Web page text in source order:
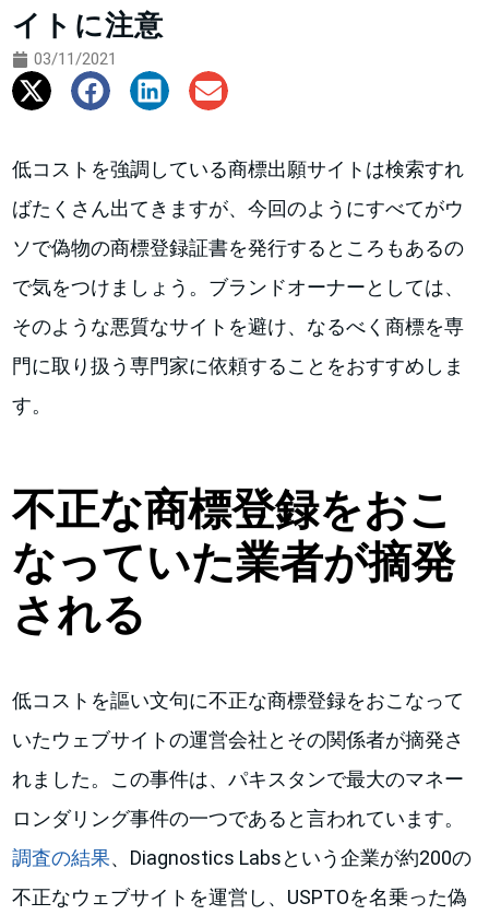
イトに注意
03/11/2021
低コストを強調している商標出願サイトは検索すれ
ばたくさん出てきますが、今回のようにすべてがウ
ソで偽物の商標登録証書を発行するところもあるの
で気をつけましょう。ブランドオーナーとしては、
そのような悪質なサイトを避け、なるべく商標を専
門に取り扱う専門家に依頼することをおすすめしま
す。
不正な商標登録をおこ
なっていた業者が摘発
される
低コストを謳い文句に不正な商標登録をおこなって
いたウェブサイトの運営会社とその関係者が摘発さ
れました。この事件は、パキスタンで最大のマネー
ロンダリング事件の一つであると言われています。
調査の結果、Diagnostics Labsという企業が約200の
不正なウェブサイトを運営し、USPTOを名乗った偽